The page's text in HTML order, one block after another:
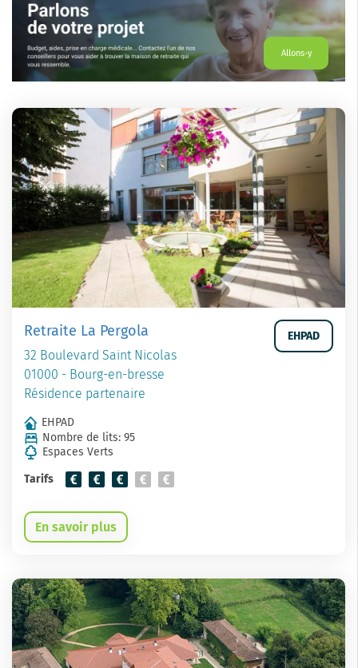
Allons-y
Retraite La Pergola
32 Boulevard Saint Nicolas
01000 - Bourg-en-bresse
Résidence partenaire
EHPAD
EHPAD
Nombre de lits: 95
Espaces Verts
Tarifs
En savoir plus